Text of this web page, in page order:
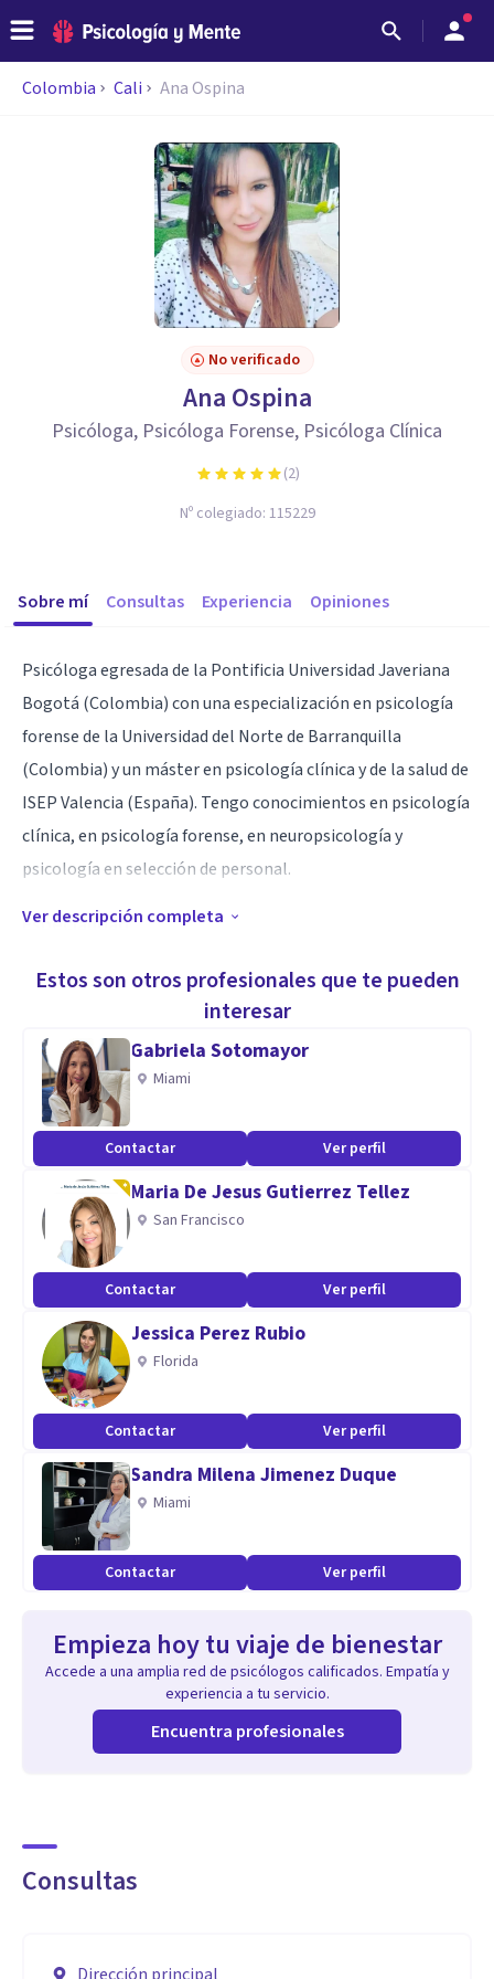
Colombia Cali Ana Ospina
No verificado
Ana Ospina
Psicóloga, Psicóloga Forense, Psicóloga Clínica
(2)
Nº colegiado: 115229
Sobre mí Consultas Experiencia Opiniones
Psicóloga egresada de la Pontificia Universidad Javeriana
Bogotá (Colombia) con una especialización en psicología
forense de la Universidad del Norte de Barranquilla
(Colombia) y un máster en psicología clínica y de la salud de
ISEP Valencia (España). Tengo conocimientos en psicología
clínica, en psicología forense, en neuropsicología y
psicología en selección de personal.
Especialidad
Empática
Aptitudes
Psicología forense
Psicología clinica
Ver descripción completa
Estos son otros profesionales que te pueden
interesar
Gabriela Sotomayor
Miami
Contactar Ver perfil
Maria De Jesus Gutierrez Tellez
San Francisco
Contactar Ver perfil
Jessica Perez Rubio
Florida
Contactar Ver perfil
Sandra Milena Jimenez Duque
Miami
Contactar Ver perfil
Empieza hoy tu viaje de bienestar
Accede a una amplia red de psicólogos calificados. Empatía y
experiencia a tu servicio.
Encuentra profesionales
Consultas